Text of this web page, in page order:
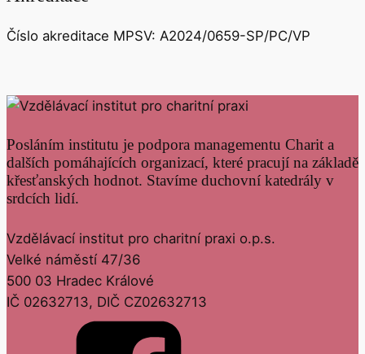
Číslo akreditace MPSV: A2024/0659-SP/PC/VP
Posláním institutu je podpora managementu Charit a
dalších pomáhajících organizací, které pracují na základě
křesťanských hodnot. Stavíme duchovní katedrály v
srdcích lidí.
Vzdělávací institut pro charitní praxi o.p.s.
Velké náměstí 47/36
500 03 Hradec Králové
IČ 02632713, DIČ CZ02632713